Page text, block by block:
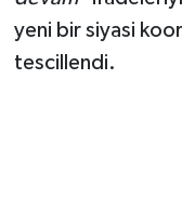
yeni bir siyasi
tescillendi.